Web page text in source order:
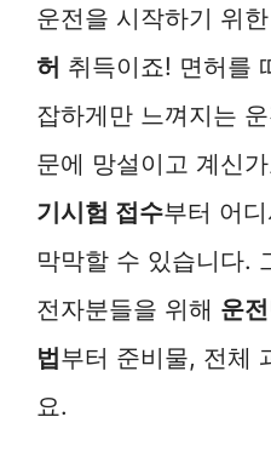
운전을 시작하기 위
허 취득이죠! 면허를
잡하게만 느껴지는
문에 망설이고 계신
기시험 접수부터 어
막막할 수 있습니다.
전자분들을 위해 운
법부터 준비물, 전체
요.